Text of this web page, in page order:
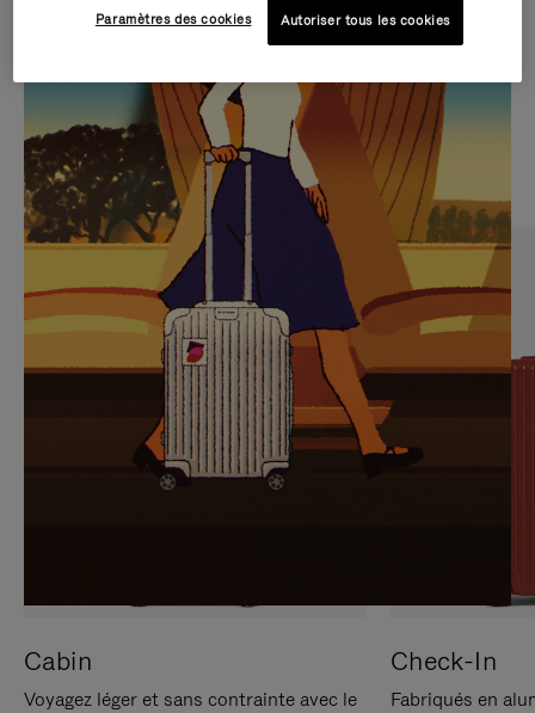
PAS
EN
PAUSE,
APPUYEZ
SUR
POUR
METTRE
PAUSE
LA
VIDÉO
EST
DÉSACTIVÉ.
VEUILLEZ
CLIQUER
POUR
RÉACTIVER
LE
SON
Trouvez le compagnon
parfait pour chaque voyage
Cabin
Voyagez léger et sans contrainte avec le
Check-In
Fabriqués en
Paramètres des cookies Autoriser tous les cookies